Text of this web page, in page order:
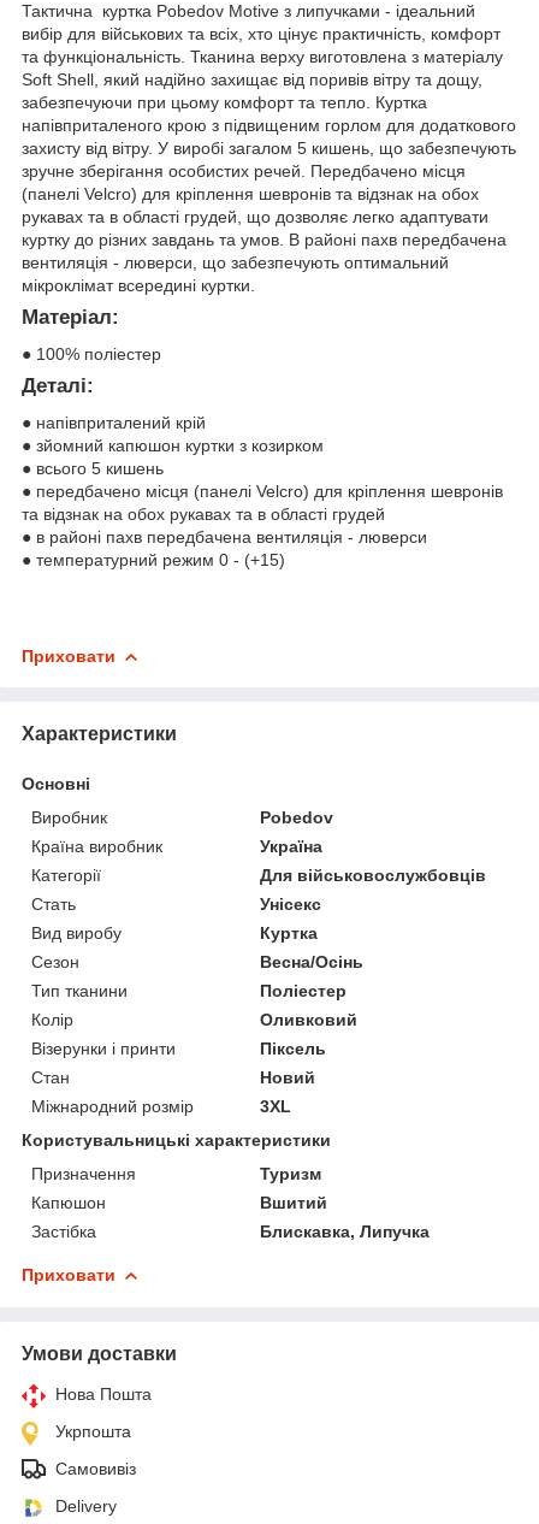
Тактична куртка Pobedov Motive з липучками - ідеальний
вибір для військових та всіх, хто цінує практичність, комфорт
та функціональність. Тканина верху виготовлена з матеріалу
Soft Shell, який надійно захищає від поривів вітру та дощу,
забезпечуючи при цьому комфорт та тепло. Куртка
напівприталеного крою з підвищеним горлом для додаткового
захисту від вітру. У виробі загалом 5 кишень, що забезпечують
зручне зберігання особистих речей. Передбачено місця
(панелі Velcro) для кріплення шевронів та відзнак на обох
рукавах та в області грудей, що дозволяє легко адаптувати
куртку до різних завдань та умов. В районі пахв передбачена
вентиляція - люверси, що забезпечують оптимальний
мікроклімат всередині куртки.
Матеріал:
● 100% поліестер
Деталі:
● напівприталений крій
● зйомний капюшон куртки з козирком
● всього 5 кишень
● передбачено місця (панелі Velcro) для кріплення шевронів
та відзнак на обох рукавах та в області грудей
● в районі пахв передбачена вентиляція - люверси
● температурний режим 0 - (+15)
Приховати
Характеристики
Основні
Виробник
Pobedov
Країна виробник
Україна
Категорії
Для військовослужбовців
Стать
Унісекс
Вид виробу
Куртка
Сезон
Весна/Осінь
Тип тканини
Поліестер
Колір
Оливковий
Візерунки і принти
Піксель
Стан
Новий
Міжнародний розмір
3XL
Користувальницькі характеристики
Призначення
Туризм
Капюшон
Вшитий
Застібка
Блискавка, Липучка
Приховати
Умови доставки
Нова Пошта
Укрпошта
Самовивіз
Delivery